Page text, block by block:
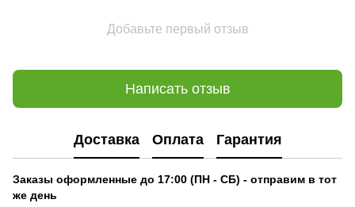
Добавьте первый отзыв
Написать отзыв
Доставка Оплата Гарантия
Заказы оформленные до 17:00 (ПН - СБ) - отправим в тот
же день